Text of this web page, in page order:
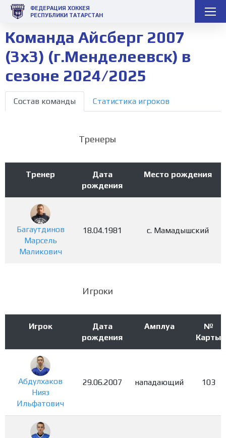
ФЕДЕРАЦИЯ ХОККЕЯ
РЕСПУБЛИКИ ТАТАРСТАН
Команда Айсберг 2007
(3х3) (г.Менделеевск) в
сезоне 2024/2025
Состав команды Статистика игроков
Тренеры
Тренер
Дата
рождения
Место рождения
Багаутдинов
Марсель
Маликович
18.04.1981 с. Мамадышский
Игроки
Игрок
Дата
рождения
Амплуа
№
Карты
Абдулхаков
Нияз
Ильфатович
29.06.2007 нападающий 103